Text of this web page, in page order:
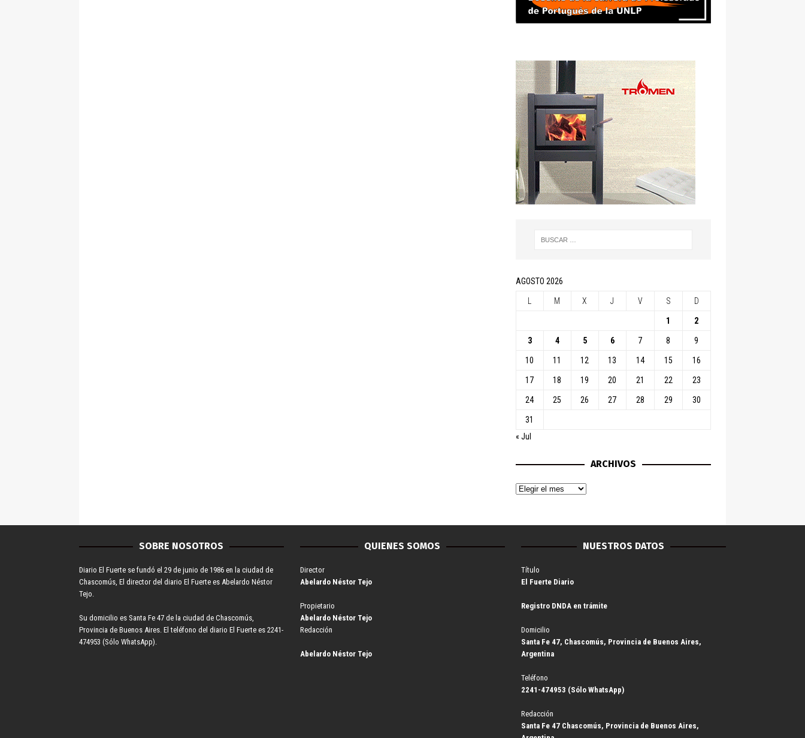
AGOSTO 2026
M X J V S D
1 2
3 4 5 6 7 8 9
10 11 12 13 14 15 16
17 18 19 20 21 22 23
24 25 26 27 28 29 30
31
« Jul
ARCHIVOS
SOBRE NOSOTROS
Diario El Fuerte se fundó el 29 de junio de 1986 en la ciudad de
Chascomús, El director del diario El Fuerte es Abelardo Néstor
Tejo.
Su domicilio es Santa Fe 47 de la ciudad de Chascomús,
Provincia de Buenos Aires. El teléfono del diario El Fuerte es 2241-
474953 (Sólo WhatsApp).
QUIENES SOMOS
Director
Abelardo Néstor Tejo
Propietario
Abelardo Néstor Tejo
Redacción
Abelardo Néstor Tejo
NUESTROS DATOS
Título
El Fuerte Diario
Registro DNDA en trámite
Domicilio
Santa Fe 47, Chascomús, Provincia de Buenos Aires,
Argentina
Teléfono
2241-474953 (Sólo WhatsApp)
Redacción
Santa Fe 47 Chascomús, Provincia de Buenos Aires,